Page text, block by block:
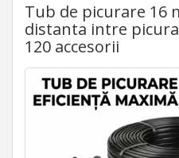
Tub de picurare 16
distanta intre
120 accesorii